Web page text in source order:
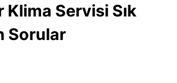
Klima Servisi Sık
Sorular